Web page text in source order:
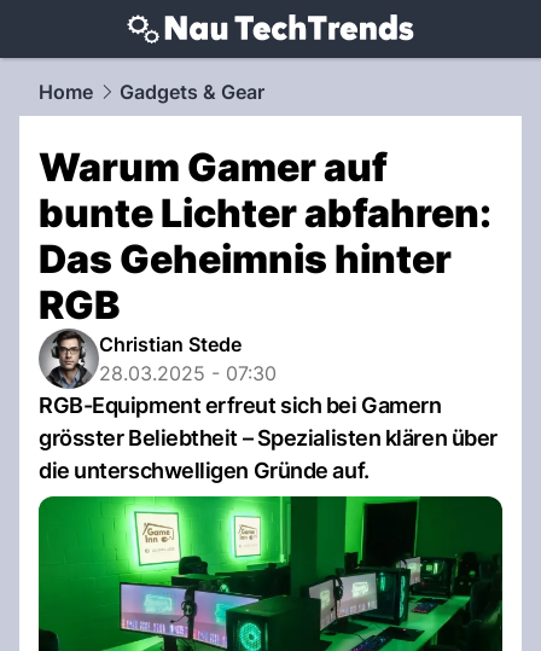
techtrends.NAU.ch
Home Gadgets & Gear
Warum Gamer auf
bunte Lichter abfahren:
Das Geheimnis hinter
RGB
Christian Stede
28.03.2025 - 07:30
RGB-Equipment erfreut sich bei Gamern
grösster Beliebtheit – Spezialisten klären über
die unterschwelligen Gründe auf.